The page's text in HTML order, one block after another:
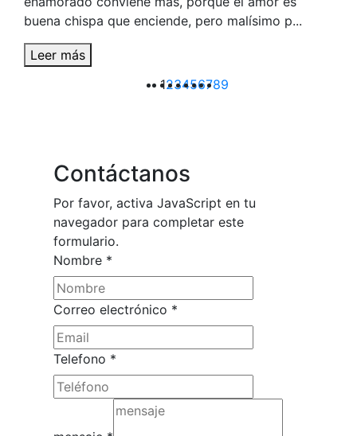
buena chispa que enciende, pero malísimo p...
Leer más
123456789
Contáctanos
Por favor, activa JavaScript en tu
navegador para completar este
formulario.
Nombre *
Correo electrónico *
Telefono *